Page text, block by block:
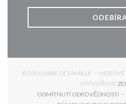
© 2026 L'AIRE DE FAMILLE — WEBOVÉ
VYTVOŘENY
ODMÍTNUTÍ ODPOVĚDNOSTI
((OTEVŘE SE V